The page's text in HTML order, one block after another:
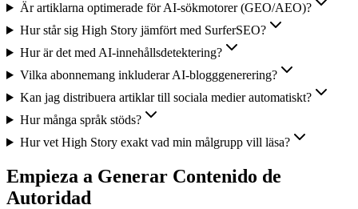
Är artiklarna optimerade för AI-sökmotorer (GEO/AEO)?
Hur står sig High Story jämfört med SurferSEO?
Hur är det med AI-innehållsdetektering?
Vilka abonnemang inkluderar AI-blogggenerering?
Kan jag distribuera artiklar till sociala medier automatiskt?
Hur många språk stöds?
Hur vet High Story exakt vad min målgrupp vill läsa?
Empieza a Generar Contenido de
Autoridad